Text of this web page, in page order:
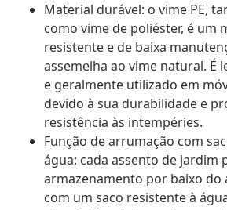
Material durável: o vime PE,
como vime de poliéster, é um
resistente e de baixa
assemelha ao vime natural. É
e geralmente utilizado em
devido à sua durabilidade e
resistência às intempéries.
Função de arrumação com
água: cada assento de jardim
armazenamento por baixo do
com um saco resistente à